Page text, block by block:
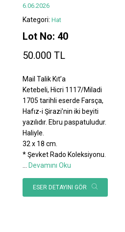
6.06.2026
Kategori: Hat
Lot No: 40
50.000 TL
Mail Talik Kıt’a
Ketebeli, Hicri 1117/Miladi
1705 tarihli eserde Farsça,
Hafız-i Şirazi’nin iki beyiti
yazılıdır. Ebru paspatuludur.
Haliyle.
32 x 18 cm.
* Şevket Rado Koleksiyonu.
Devamını Oku
ESER DETAYINI GÖR